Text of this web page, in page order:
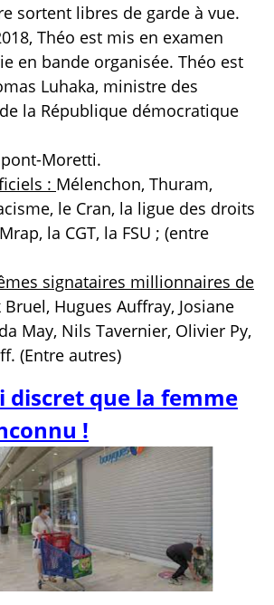
sortent libres de garde à vue.
Théo est mis en examen
en bande organisée. Théo est
Luhaka, ministre des
la République démocratique
Moretti.
: Mélenchon, Thuram,
le Cran, la ligue des droits
la CGT, la FSU ; (entre
signataires millionnaires de
Bruel, Hugues Auffray, Josiane
May, Nils Tavernier, Olivier Py,
(Entre autres)
discret que la femme
!